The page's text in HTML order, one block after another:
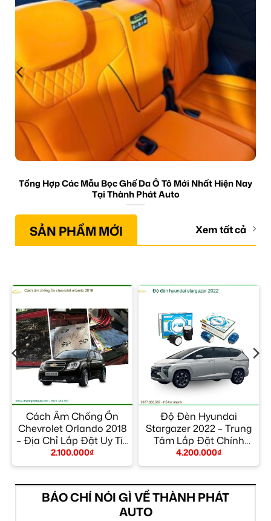
Tổng Hợp Các Mẫu Bọc Ghế Da Ô Tô Mới Nhất Hiện Nay
Tại Thành Phát Auto
SẢN PHẨM MỚI Xem tất cả
Cách Âm Chống Ồn
Chevrolet Orlando 2018
– Địa Chỉ Lắp Đặt Uy Tín
TPHCM
2.100.000₫
Độ Đèn Hyundai
Stargazer 2022 – Trung
Tâm Lắp Đặt Chính
Hãng Giá Tốt TPHCM
4.200.000₫
BÁO CHÍ NÓI GÌ VỀ THÀNH PHÁT
AUTO